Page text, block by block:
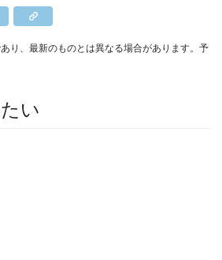
り、最新のものとは異なる場合があります。予
い